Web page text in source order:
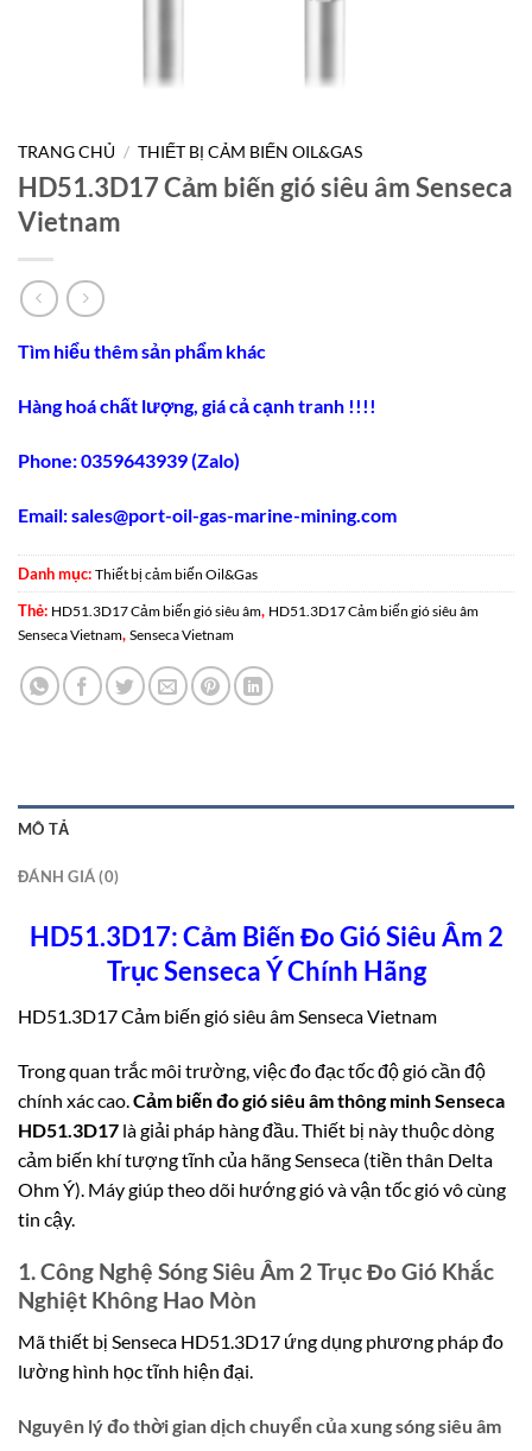
TRANG CHỦ / THIẾT BỊ CẢM BIẾN OIL&GAS
HD51.3D17 Cảm biến gió siêu âm Senseca
Vietnam
Tìm hiểu thêm sản phẩm khác
Hàng hoá chất lượng, giá cả cạnh tranh !!!!
Phone: 0359643939 (Zalo)
Email: sales@port-oil-gas-marine-mining.com
Danh mục: Thiết bị cảm biến Oil&Gas
Thẻ: HD51.3D17 Cảm biến gió siêu âm, HD51.3D17 Cảm biến gió siêu âm
Senseca Vietnam, Senseca Vietnam
MÔ TẢ
ĐÁNH GIÁ (0)
HD51.3D17: Cảm Biến Đo Gió Siêu Âm 2
Trục Senseca Ý Chính Hãng
HD51.3D17 Cảm biến gió siêu âm Senseca Vietnam
Trong quan trắc môi trường, việc đo đạc tốc độ gió cần độ
chính xác cao. Cảm biến đo gió siêu âm thông minh Senseca
HD51.3D17 là giải pháp hàng đầu. Thiết bị này thuộc dòng
cảm biến khí tượng tĩnh của hãng Senseca (tiền thân Delta
Ohm Ý). Máy giúp theo dõi hướng gió và vận tốc gió vô cùng
tin cậy.
1. Công Nghệ Sóng Siêu Âm 2 Trục Đo Gió Khắc
Nghiệt Không Hao Mòn
Mã thiết bị Senseca HD51.3D17 ứng dụng phương pháp đo
lường hình học tĩnh hiện đại.
Nguyên lý đo thời gian dịch chuyển của xung sóng siêu âm